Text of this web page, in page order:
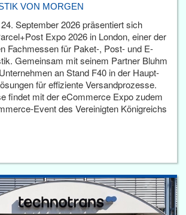
VON MORGEN
September 2026 präsentiert sich
Expo 2026 in London, einer der
Fachmessen für Paket-, Post- und E-
Gemeinsam mit seinem Partner Bluhm
an Stand F40 in der Haupt­
für effiziente Versandprozesse.
findet mit der eCommerce Expo zudem
Event des Vereinigten Königreichs